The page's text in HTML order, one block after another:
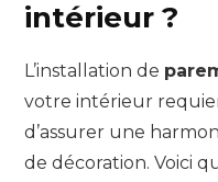
intérieur ?
L’installation de
votre intérieur
d’assurer une
de décoration. Voici